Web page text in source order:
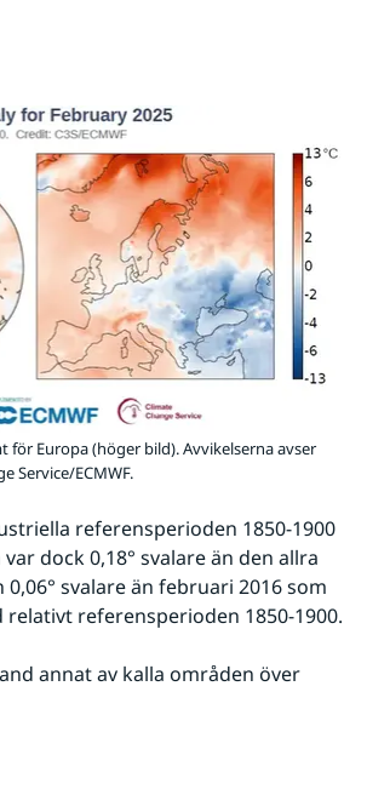
Europa (höger bild). Avvikelserna avser
Service/ECMWF.
referensperioden 1850-1900
dock 0,18° svalare än den allra
svalare än februari 2016 som
referensperioden 1850-1900.
annat av kalla områden över